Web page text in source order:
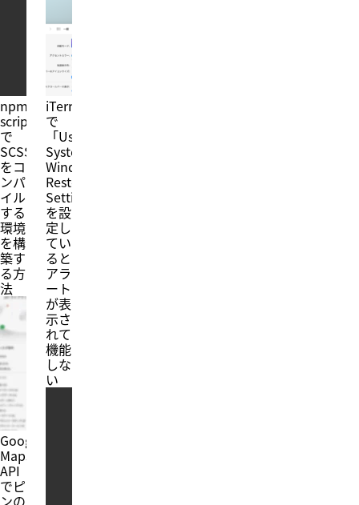
npm-
scripts
で
SCSS
をコ
ンパ
イル
する
環境
を構
築す
る方
法
Google
Maps
API
でピ
ンの
iTerm2
で
「Use
System
Window
Restoration
Setting」
を設
定し
てい
ると
アラ
ート
が表
示さ
れて
機能
しな
い